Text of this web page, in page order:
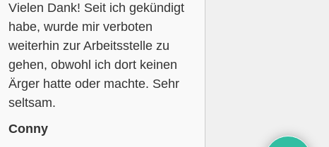
Vielen Dank! Seit ich gekündigt
habe, wurde mir verboten
weiterhin zur Arbeitsstelle zu
gehen, obwohl ich dort keinen
Ärger hatte oder machte. Sehr
seltsam.
Conny